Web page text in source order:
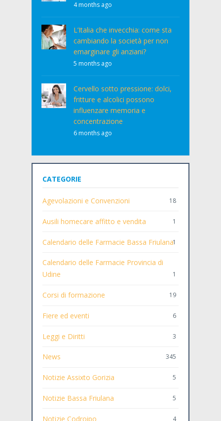
4 months ago
L’Italia che invecchia: come sta
cambiando la società per non
emarginare gli anziani?
5 months ago
Cervello sotto pressione: dolci,
fritture e alcolici possono
influenzare memoria e
concentrazione
6 months ago
CATEGORIE
Agevolazioni e Convenzioni 18
Ausili homecare affitto e vendita 1
Calendario delle Farmacie Bassa Friulana1
Calendario delle Farmacie Provincia di
Udine
1
Corsi di formazione 19
Fiere ed eventi 6
Leggi e Diritti 3
News 345
Notizie Assixto Gorizia 5
Notizie Bassa Friulana 5
Notizie Codroipo 4